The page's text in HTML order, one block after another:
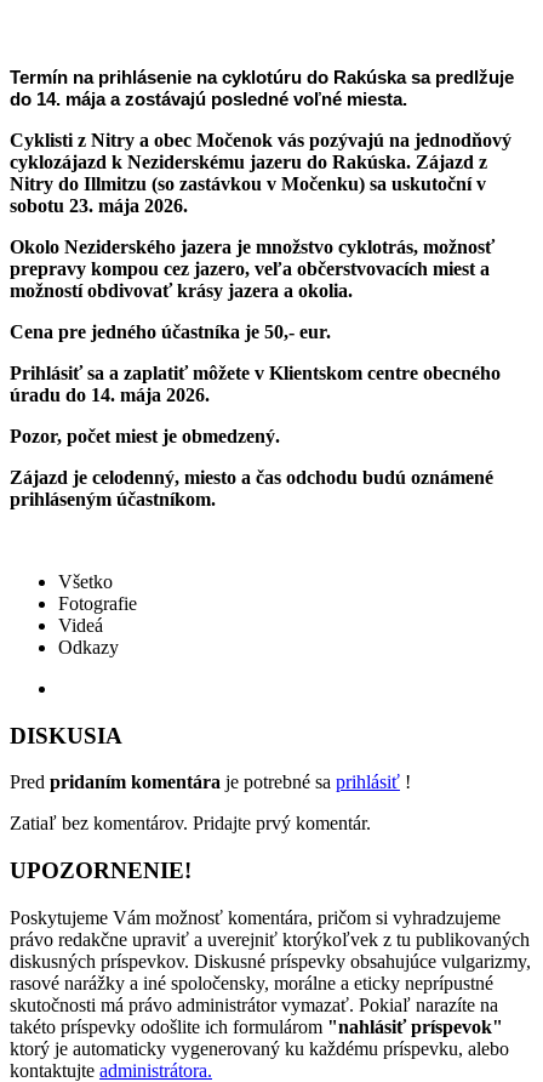
Termín na prihlásenie na cyklotúru do Rakúska sa predlžuje
do 14. mája a zostávajú posledné voľné miesta.
Cyklisti z Nitry a obec Močenok vás pozývajú na jednodňový
cyklozájazd k Neziderskému jazeru do Rakúska. Zájazd z
Nitry do Illmitzu (so zastávkou v Močenku) sa uskutoční v
sobotu 23. mája 2026.
Okolo Neziderského jazera je množstvo cyklotrás, možnosť
prepravy kompou cez jazero, veľa občerstvovacích miest a
možností obdivovať krásy jazera a okolia.
Cena pre jedného účastníka je 50,- eur.
Prihlásiť sa a zaplatiť môžete v Klientskom centre obecného
úradu do 14. mája 2026.
Pozor, počet miest je obmedzený.
Zájazd je celodenný, miesto a čas odchodu budú oznámené
prihláseným účastníkom.
Všetko
Fotografie
Videá
Odkazy
DISKUSIA
Pred pridaním komentára je potrebné sa prihlásiť !
Zatiaľ bez komentárov. Pridajte prvý komentár.
UPOZORNENIE!
Poskytujeme Vám možnosť komentára, pričom si vyhradzujeme
právo redakčne upraviť a uverejniť ktorýkoľvek z tu publikovaných
diskusných príspevkov. Diskusné príspevky obsahujúce vulgarizmy,
rasové narážky a iné spoločensky, morálne a eticky neprípustné
skutočnosti má právo administrátor vymazať. Pokiaľ narazíte na
takéto príspevky odošlite ich formulárom "nahlásiť príspevok"
ktorý je automaticky vygenerovaný ku každému príspevku, alebo
kontaktujte administrátora.